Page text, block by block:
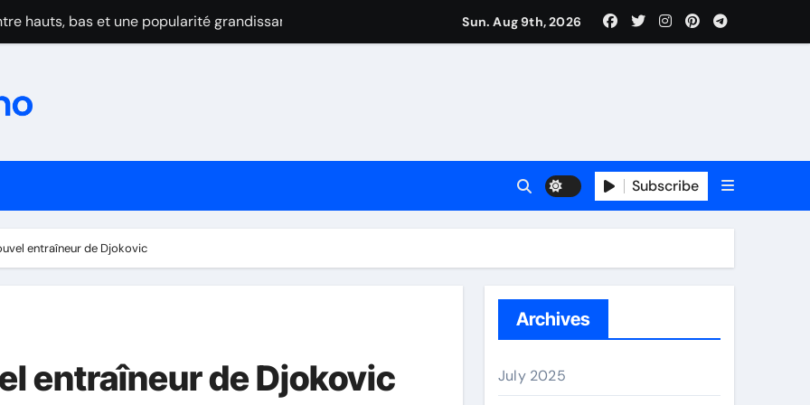
hauts, bas et une popularité grandissante
maudit par les blessures
après l’abandon cruel de Dimitrov
Sun. Aug 9th, 2026
Subscribe
entraîneur de Djokovic
entraîneur de Djokovic
Archives
July 2025